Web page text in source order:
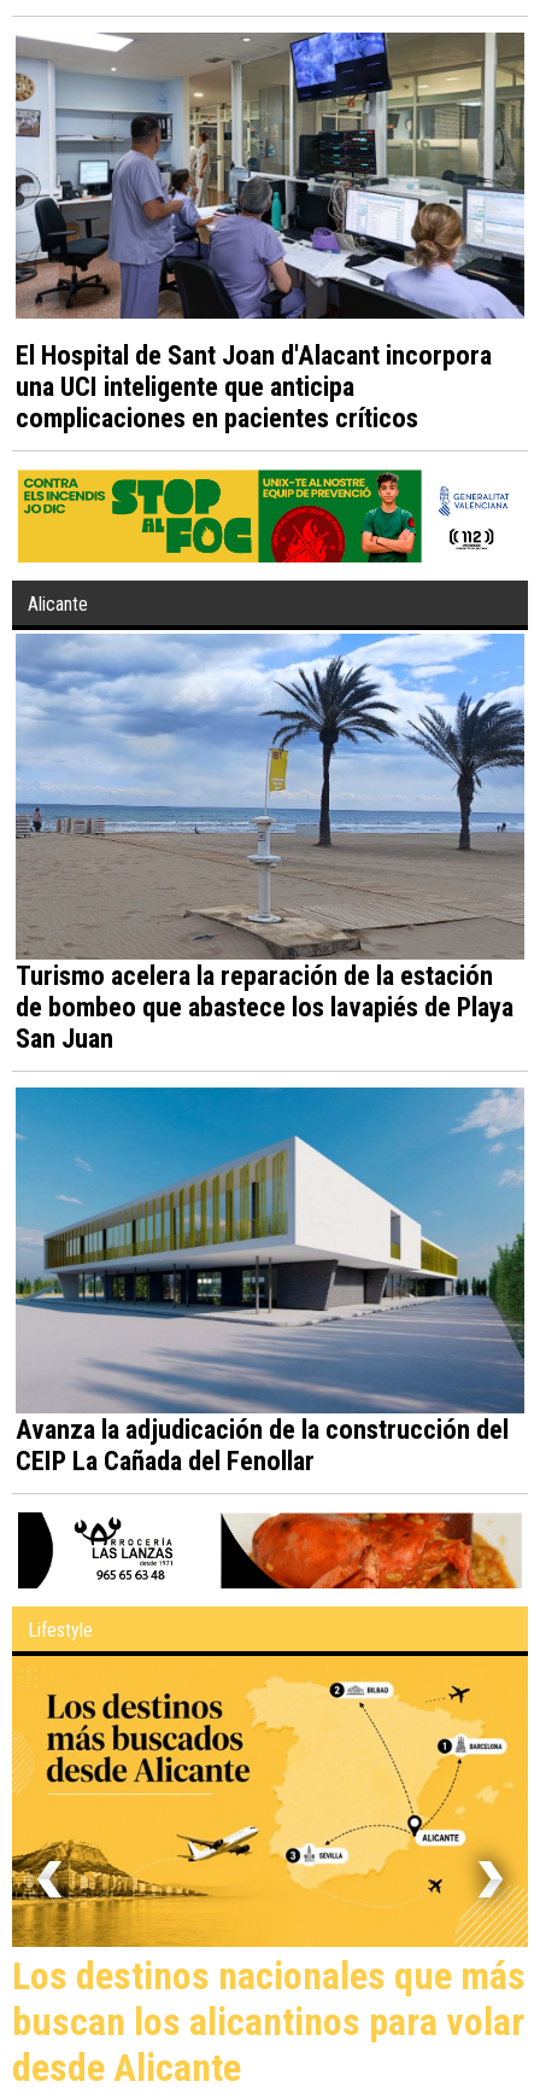
El Hospital de Sant Joan d'Alacant incorpora
una UCI inteligente que anticipa
complicaciones en pacientes críticos
Alicante
Turismo acelera la reparación de la estación
de bombeo que abastece los lavapiés de Playa
San Juan
Avanza la adjudicación de la construcción del
CEIP La Cañada del Fenollar
Lifestyle
Alicante llena de música el
verano con 21 conciertos